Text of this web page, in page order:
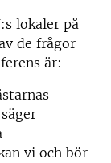
lokaler på
de frågor
är:
vi och bör